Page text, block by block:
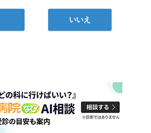
いいえ